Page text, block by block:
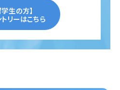
学生の方】
リーはこちら